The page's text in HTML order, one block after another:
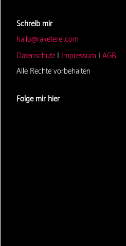
Schreib mir
hallo@raketerei.com
Datenschutz | Impressum | AGB
Alle Rechte vorbehalten
Folge mir hier